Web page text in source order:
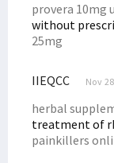
provera 10mg
without
25mg
IIEQCC Nov
herbal
treatment of
painkillers